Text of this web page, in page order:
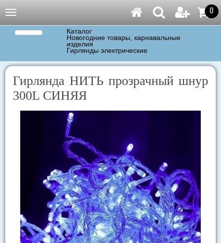
Навигация 0
Каталог
Новогодние товары, карнавальные
изделия
Гирлянды электрические
Гирлянда НИТЬ прозрачный шнур
300L СИНЯЯ